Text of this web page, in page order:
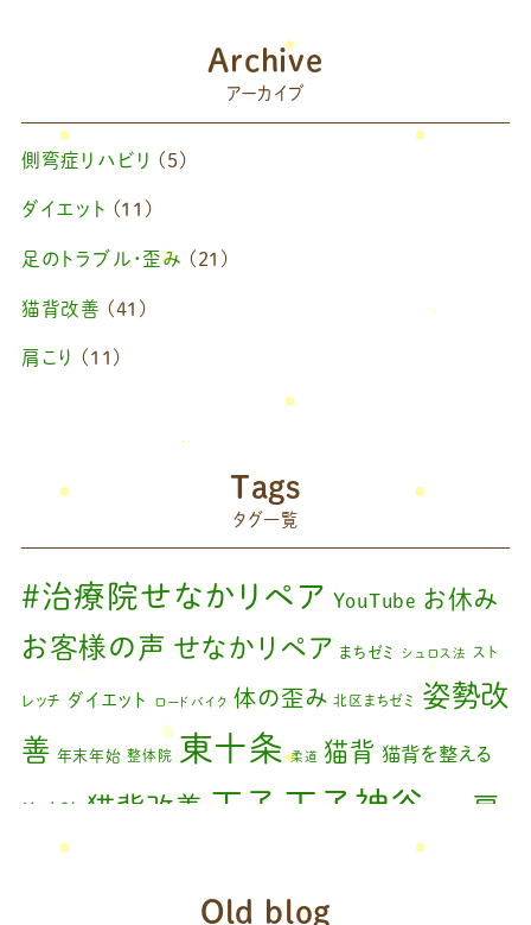
Archive
アーカイブ
側弯症リハビリ (5)
ダイエット (11)
足のトラブル・歪み (21)
猫背改善 (41)
肩こり (11)
藤原慧美のブログ
藤原森のブログ
Tags
タグ一覧
#治療院せなかリペア YouTube お休み
お客様の声 せなかリペア まちゼミ シュロス法 スト
レッチ ダイエット ロードバイク 体の歪み 北区まちゼミ
姿勢改
善 年末年始 整体院 東十条 柔道 猫背 猫背を整える
猫背改善 王子 王子神谷
肩
こり
足の歪み改善 関節痛 頭痛
Old blog